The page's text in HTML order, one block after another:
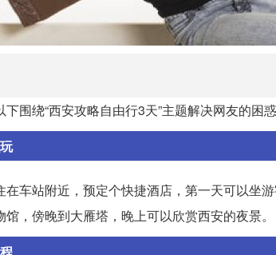
围绕“西安攻略自由行3天”主题解决网友的困惑
在车站附近，预定个快捷酒店，第一天可以坐
，傍晚到大雁塔，晚上可以欣赏西安的夜景。